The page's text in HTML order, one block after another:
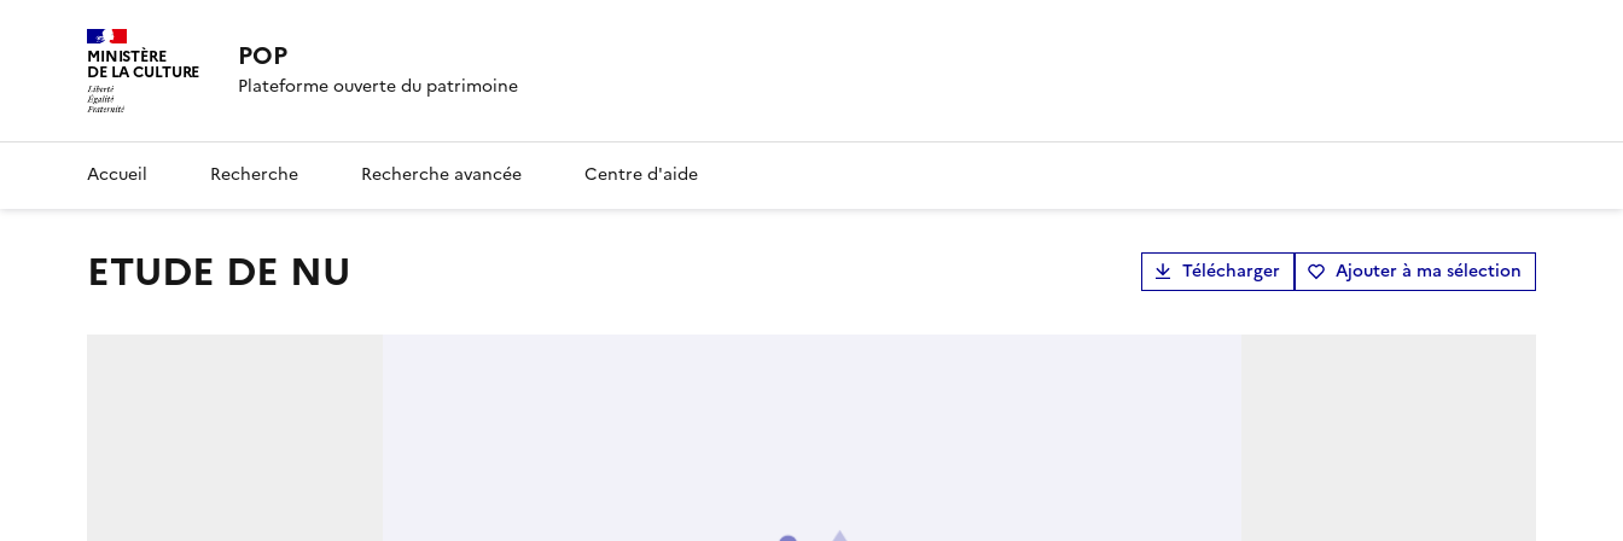
MINISTÈRE
DE LA CULTURE POP
Plateforme ouverte du patrimoine
Accueil Recherche Recherche avancée Centre d'aide
ETUDE DE NU Télécharger Ajouter à ma sélection